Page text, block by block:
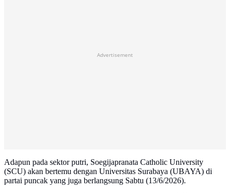
Advertisement
Adapun pada sektor putri, Soegijapranata Catholic University
(SCU) akan bertemu dengan Universitas Surabaya (UBAYA) di
partai puncak yang juga berlangsung Sabtu (13/6/2026).